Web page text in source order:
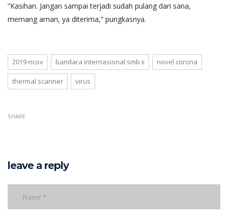
“Kasihan. Jangan sampai terjadi sudah pulang dari sana,
memang aman, ya diterima,” pungkasnya.
2019-ncov bandara internasional smb ii novel corona
thermal scanner virus
SHARE
leave a reply